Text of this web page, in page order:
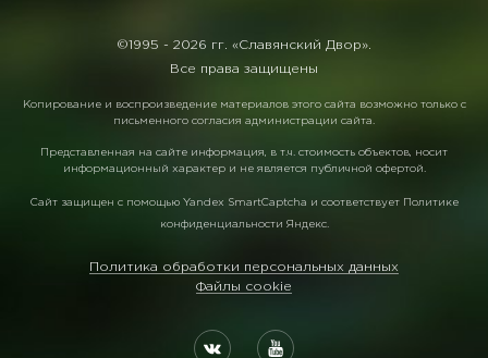
©1995 - 2026 гг. «Славянский Двор».
Все права защищены
Копирование и воспроизведение материалов этого сайта возможно только с
письменного согласия администрации сайта.
Представленная на сайте информация, в т.ч. стоимость объектов, носит
информационный характер и не является публичной офертой.
Сайт защищен с помощью Yandex SmartCaptcha и соответствует Политике
конфиденциальности Яндекс.
Политика обработки персональных данных
Файлы cookie